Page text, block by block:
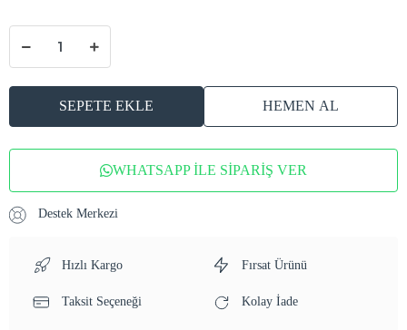
SEPETE EKLE HEMEN AL
WHATSAPP İLE SİPARİŞ VER
Destek Merkezi
Hızlı Kargo Fırsat Ürünü
Taksit Seçeneği Kolay İade